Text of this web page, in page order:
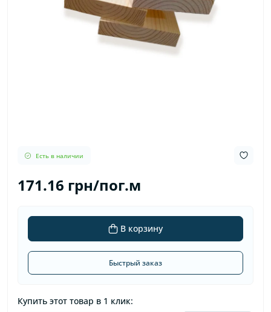
Есть в наличии
171.16 грн/пог.м
В корзину
Быстрый заказ
Купить этот товар в 1 клик: